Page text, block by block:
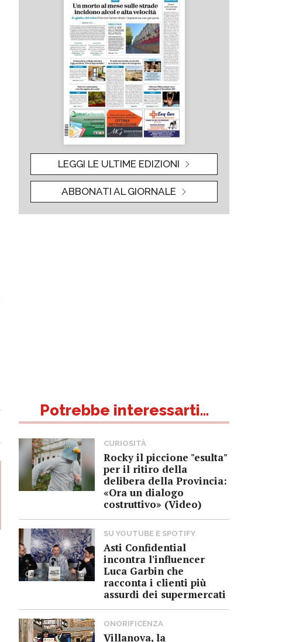
LEGGI LE ULTIME EDIZIONI
ABBONATI AL GIORNALE
Potrebbe interessarti...
CURIOSITÀ
Rocky il piccione "esulta"
per il ritiro della
delibera della Provincia:
«Ora un dialogo
costruttivo» (Video)
SU YOUTUBE E SPOTIFY
Asti Confidential
incontra l'influencer
Luca Garbin che
racconta i clienti più
assurdi dei supermercati
ONORIFICENZA
Villanova, la